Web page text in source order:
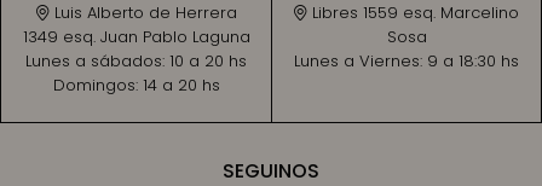
SEGUINOS
Luis Alberto de Herrera
1349 esq. Juan Pablo Laguna
Lunes a sábados: 10 a 20 hs
Domingos: 14 a 20 hs
Libres 1559 esq. Marcelino
Sosa
Lunes a Viernes: 9 a 18:30 hs